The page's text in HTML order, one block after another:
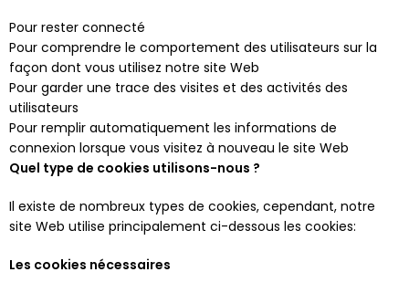
Pour rester connecté
Pour comprendre le comportement des utilisateurs sur la
façon dont vous utilisez notre site Web
Pour garder une trace des visites et des activités des
utilisateurs
Pour remplir automatiquement les informations de
connexion lorsque vous visitez à nouveau le site Web
Quel type de cookies utilisons-nous ?
Il existe de nombreux types de cookies, cependant, notre
site Web utilise principalement ci-dessous les cookies:
Les cookies nécessaires